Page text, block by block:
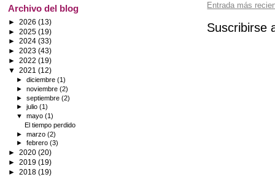
Entrada más
Suscribirse
Archivo del blog
► 2026 (13)
► 2025 (19)
► 2024 (33)
► 2023 (43)
► 2022 (19)
▼ 2021 (12)
►diciembre(1)
►noviembre(2)
►septiembre(2)
►julio(1)
▼mayo(1)
El tiempo perdido
►marzo(2)
►febrero(3)
► 2020 (20)
► 2019 (19)
► 2018 (19)